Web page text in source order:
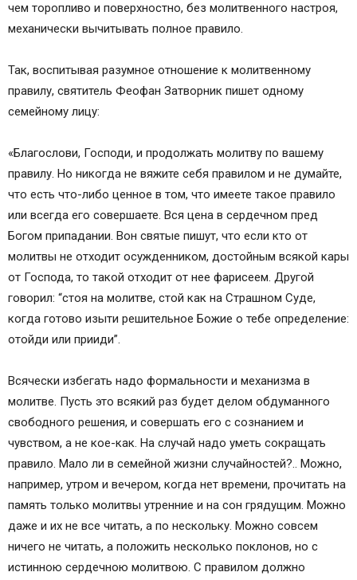
чем торопливо и поверхностно, без молитвенного настроя,
механически вычитывать полное правило.
Так, воспитывая разумное отношение к молитвенному
правилу, святитель Феофан Затворник пишет одному
семейному лицу:
«Благослови, Господи, и продолжать молитву по вашему
правилу. Но никогда не вяжите себя правилом и не думайте,
что есть что-либо ценное в том, что имеете такое правило
или всегда его совершаете. Вся цена в сердечном пред
Богом припадании. Вон святые пишут, что если кто от
молитвы не отходит осужденником, достойным всякой кары
от Господа, то такой отходит от нее фарисеем. Другой
говорил: “стоя на молитве, стой как на Страшном Суде,
когда готово изыти решительное Божие о тебе определение:
отойди или прииди”.
Всячески избегать надо формальности и механизма в
молитве. Пусть это всякий раз будет делом обдуманного
свободного решения, и совершать его с сознанием и
чувством, а не кое-как. На случай надо уметь сокращать
правило. Мало ли в семейной жизни случайностей?.. Можно,
например, утром и вечером, когда нет времени, прочитать на
память только молитвы утренние и на сон грядущим. Можно
даже и их не все читать, а по нескольку. Можно совсем
ничего не читать, а положить несколько поклонов, но с
истинною сердечною молитвою. С правилом должно